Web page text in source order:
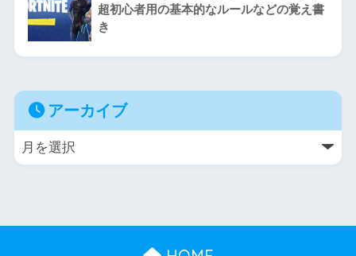
超初心者用の基本的なルールなどの覚え書
き
アーカイブ